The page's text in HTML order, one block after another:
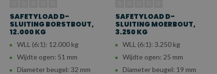
SAFETYLOAD D-
SLUITING BORSTBOUT,
12.000 KG
WLL (6:1): 12.000 kg
Wijdte ogen: 51 mm
Diameter beugel: 32 mm
SAFETYLOAD D-
SLUITING MOERBOUT,
3.250 KG
WLL (6:1): 3.250 kg
Wijdte ogen: 25 mm
Diameter beugel: 19 mm